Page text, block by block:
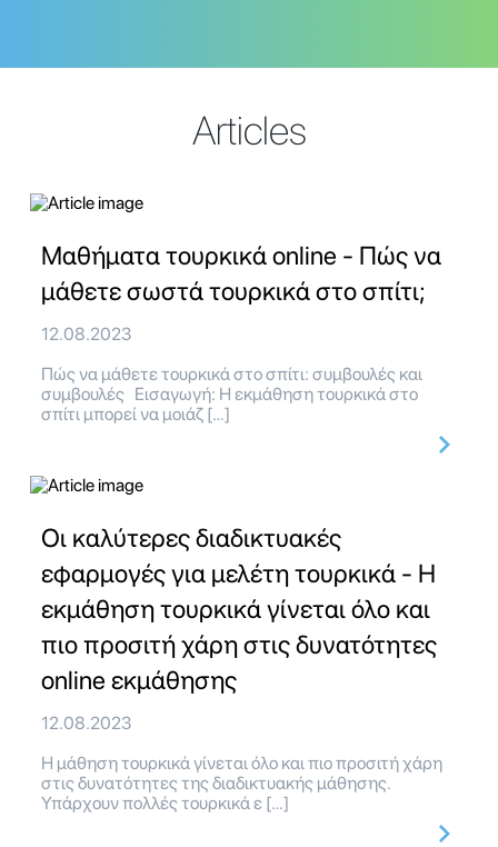
Articles
Μαθήματα τουρκικά online - Πώς να
μάθετε σωστά τουρκικά στο σπίτι;
12.08.2023
Πώς να μάθετε τουρκικά στο σπίτι: συμβουλές και
συμβουλές Εισαγωγή: Η εκμάθηση τουρκικά στο
σπίτι μπορεί να μοιάζ […]
Οι καλύτερες διαδικτυακές
εφαρμογές για μελέτη τουρκικά - Η
εκμάθηση τουρκικά γίνεται όλο και
πιο προσιτή χάρη στις δυνατότητες
online εκμάθησης
12.08.2023
Η μάθηση τουρκικά γίνεται όλο και πιο προσιτή χάρη
στις δυνατότητες της διαδικτυακής μάθησης.
Υπάρχουν πολλές τουρκικά ε […]